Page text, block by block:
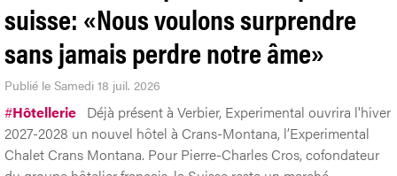
suisse: «Nous voulons surprendre
sans jamais perdre notre âme»
Publié le Samedi 18 juil. 2026
#Hôtellerie Déjà présent à Verbier, Experimental ouvrira l'hiver
2027-2028 un nouvel hôtel à Crans-Montana, l’Experimental
Chalet Crans Montana. Pour Pierre-Charles Cros, cofondateur